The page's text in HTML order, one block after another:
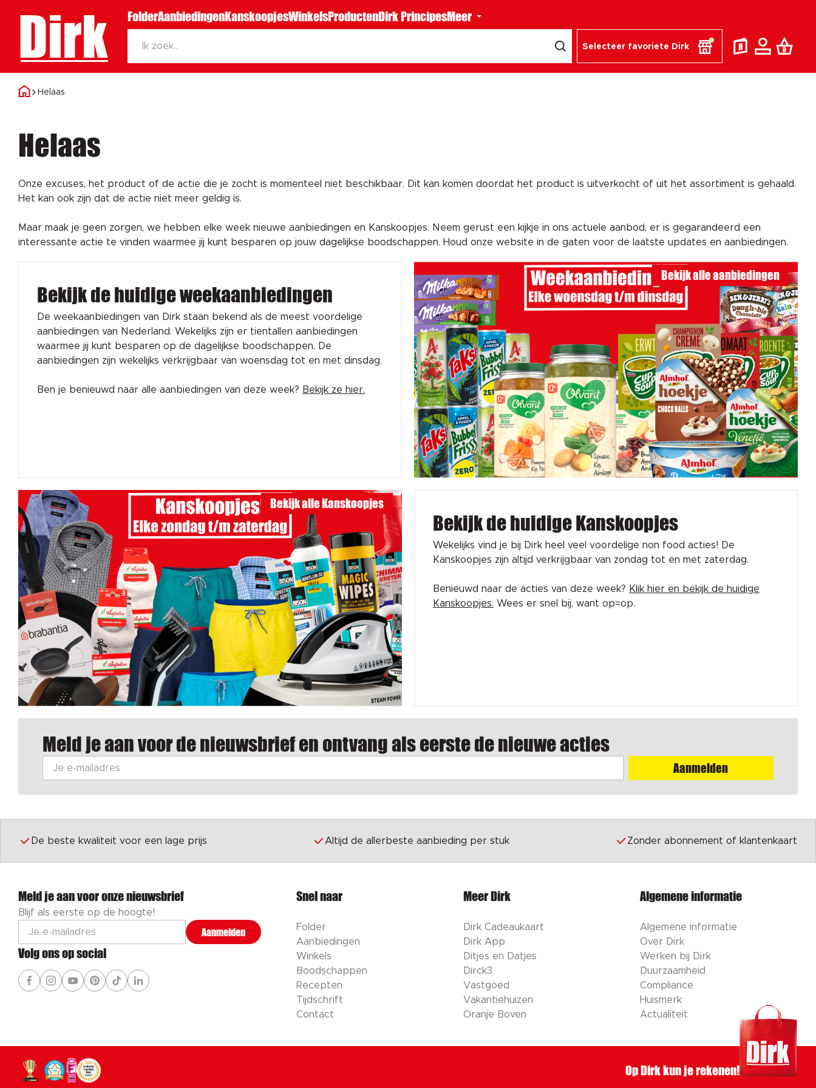
Dirk FolderAanbiedingenKanskoopjesWinkelsProductenDirk PrincipesMeer
Selecteer favoriete Dirk
Helaas
Helaas
Onze excuses, het product of de actie die je zocht is momenteel niet beschikbaar. Dit kan komen doordat het product is uitverkocht of uit het assortiment is gehaald.
Het kan ook zijn dat de actie niet meer geldig is.
Maar maak je geen zorgen, we hebben elke week nieuwe aanbiedingen en Kanskoopjes. Neem gerust een kijkje in ons actuele aanbod, er is gegarandeerd een
interessante actie te vinden waarmee jij kunt besparen op jouw dagelijkse boodschappen. Houd onze website in de gaten voor de laatste updates en aanbiedingen.
Bekijk de huidige weekaanbiedingen
De weekaanbiedingen van Dirk staan bekend als de meest voordelige
aanbiedingen van Nederland. Wekelijks zijn er tientallen aanbiedingen
waarmee jij kunt besparen op de dagelijkse boodschappen. De
aanbiedingen zijn wekelijks verkrijgbaar van woensdag tot en met dinsdag.
Ben je benieuwd naar alle aanbiedingen van deze week? Bekijk ze hier.
Bekijk alle aanbiedingen
Bekijk alle Kanskoopjes
Bekijk de huidige Kanskoopjes
Wekelijks vind je bij Dirk heel veel voordelige non food acties! De
Kanskoopjes zijn altijd verkrijgbaar van zondag tot en met zaterdag.
Benieuwd naar de acties van deze week? Klik hier en bekijk de huidige
Kanskoopjes. Wees er snel bij, want op=op.
Meld je aan voor de nieuwsbrief en ontvang als eerste de nieuwe acties
Aanmelden
De beste kwaliteit voor een lage prijs Altijd de allerbeste aanbieding per stuk Zonder abonnement of klantenkaart
Meld je aan voor onze nieuwsbrief
Blijf als eerste op de hoogte!
Aanmelden
Volg ons op social
Snel naar
Folder
Aanbiedingen
Winkels
Boodschappen
Recepten
Tijdschrift
Contact
Meer Dirk
Dirk Cadeaukaart
Dirk App
Ditjes en Datjes
Dirck3
Vastgoed
Vakantiehuizen
Oranje Boven
Algemene informatie
Algemene informatie
Over Dirk
Werken bij Dirk
Duurzaamheid
Compliance
Huismerk
Actualiteit
Op Dirk kun je rekenen!